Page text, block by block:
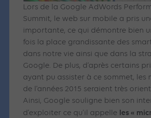
Lors de la Google AdWords
Summit, le web sur mobile a pris
importante, ce qui démontre bien
fois la place grandissante des
dans notre vie ainsi que dans la
Google. De plus, d’après certains
ayant pu assister à ce sommet, les
de l’années 2015 seraient très
Ainsi, Google souligne bien son
d’exploiter ce qu’il appelle les «